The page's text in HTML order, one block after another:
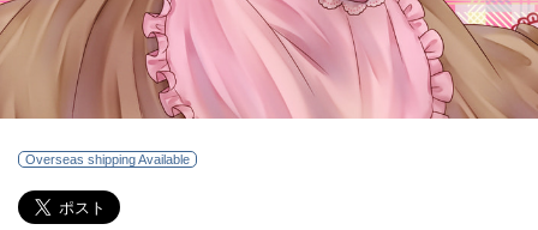
Overseas shipping Available